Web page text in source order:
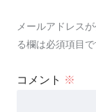
メールアドレス
る欄は必須項目で
コメント ※